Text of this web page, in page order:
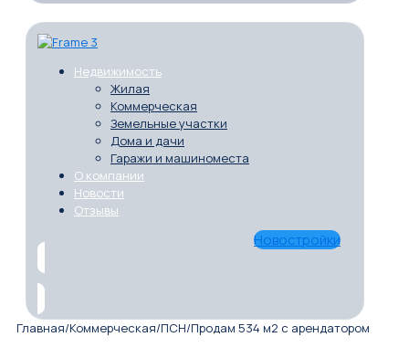
Недвижимость
Жилая
Коммерческая
Земельные участки
Дома и дачи
Гаражи и машиноместа
О компании
Новости
Отзывы
Новостройки
Главная/Коммерческая/ПСН/Продам 534 м2 с арендатором